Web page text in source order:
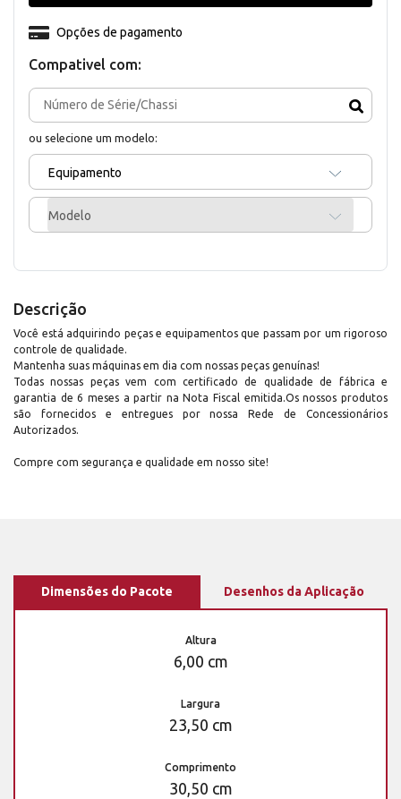
Compativel com:
ou selecione um modelo:
Equipamento
Modelo
Opções de pagamento
Descrição
Você está adquirindo peças e equipamentos que passam por um rigoroso
controle de qualidade.
Mantenha suas máquinas em dia com nossas peças genuínas!
Todas nossas peças vem com certificado de qualidade de fábrica e
garantia de 6 meses a partir na Nota Fiscal emitida.Os nossos produtos
são fornecidos e entregues por nossa Rede de Concessionários
Autorizados.
Compre com segurança e qualidade em nosso site!
Dimensões do Pacote Desenhos da Aplicação
Altura
6,00 cm
Largura
23,50 cm
Comprimento
30,50 cm